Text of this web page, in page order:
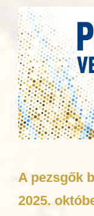
A pezsgők
2025.